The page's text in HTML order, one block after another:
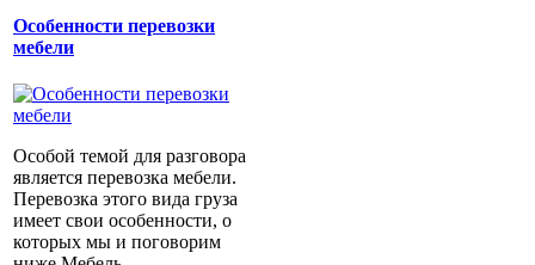
Особенности перевозки
мебели
Особой темой для разговора
является перевозка мебели.
Перевозка этого вида груза
имеет свои особенности, о
которых мы и поговорим